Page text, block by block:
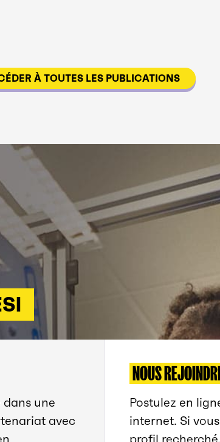
À TOUTES LES PUBLICATIONS
dans une
avec
NOUS
Postulez en
internet. Si
profil